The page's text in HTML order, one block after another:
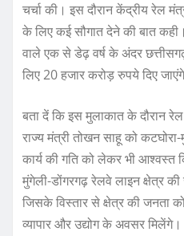
चर्चा की। इस दौरान केंद्रीय रेल
के लिए कई सौगात देने की बात
वाले एक से डेढ़ वर्ष के अंदर
लिए 20 हजार करोड़ रुपये दिए
बता दें कि इस मुलाकात के दौरान
राज्य मंत्री तोखन साहू को
कार्य की गति को लेकर भी आश्वस्त
मुंगेली-डोंगरगढ़ रेलवे लाइन क्षेत्र की
जिसके विस्तार से क्षेत्र की जनता
व्यापार और उद्योग के अवसर मिलेंगे।